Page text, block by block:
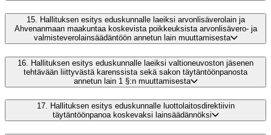
15.
Hallituksen esitys eduskunnalle laeiksi arvonlisäverolain ja
Ahvenanmaan maakuntaa koskevista poikkeuksista arvonlisävero- ja
valmisteverolainsäädäntöön annetun lain muuttamisesta
16. Hallituksen esitys eduskunnalle laeiksi valtioneuvoston jäsenen
tehtävään liittyvästä karenssista sekä sakon täytäntöönpanosta
annetun lain 1 §:n muuttamisesta
17. Hallituksen esitys eduskunnalle luottolaitosdirektiivin
täytäntöönpanoa koskevaksi lainsäädännöksi